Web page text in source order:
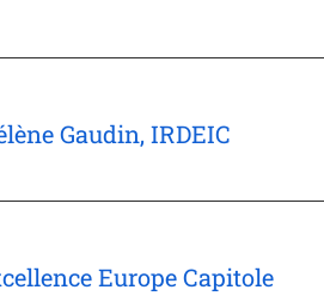
Gaudin, IRDEIC
Europe Capitole